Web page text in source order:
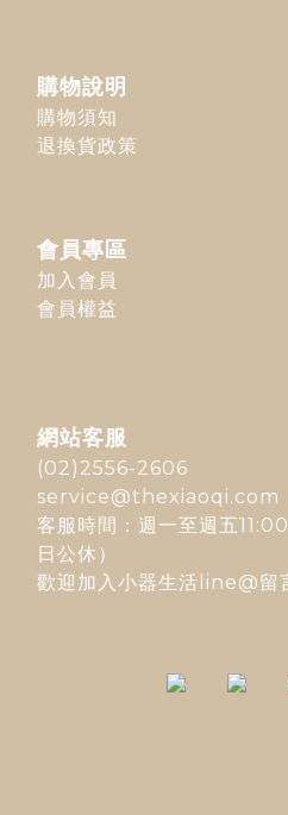
購物說明
購物須知
退換貨政策
會員專區
加入會員
會員權益
網站客服
(02)2556-2606
service@thexiaoqi.com
客服時間：週一至週五
日公休）
歡迎加入 小器生活line@留